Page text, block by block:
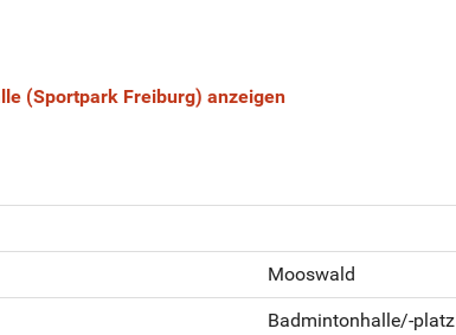
(Sportpark Freiburg) anzeigen
Mooswald
Badmintonhalle/-platz